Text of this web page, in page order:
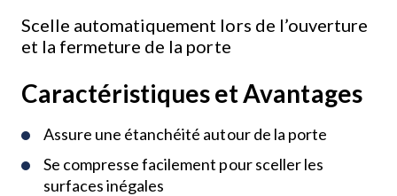
Scelle automatiquement lors de l’ouverture
et la fermeture de la porte
Caractéristiques et Avantages
Assure une étanchéité autour de la porte
Se compresse facilement pour sceller les
surfaces inégales